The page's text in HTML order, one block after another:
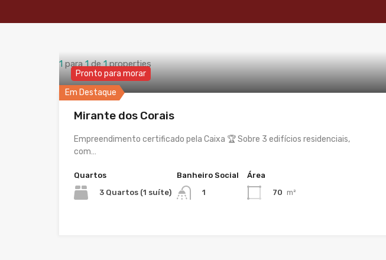
1 para1 de1 properties
Em Destaque
Pronto para morar
Mirante dos Corais
Empreendimento certificado pela Caixa 🏆 Sobre 3 edifícios residenciais,
com…
Quartos
3 Quartos (1 suíte)
Banheiro Social
1
Área
70 m²